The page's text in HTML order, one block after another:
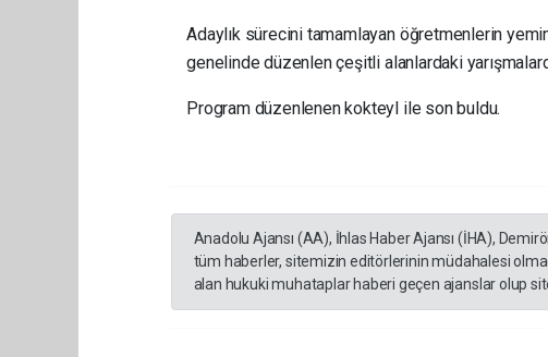
Adaylık sürecini tamamlayan öğretmenlerin
genelinde düzenlen çeşitli alanlardaki
Program düzenlenen kokteyl ile son buldu.
Anadolu Ajansı (AA), İhlas Haber Ajansı (İHA),
tüm haberler, sitemizin editörlerinin müdahalesi
alan hukuki muhataplar haberi geçen ajanslar olup